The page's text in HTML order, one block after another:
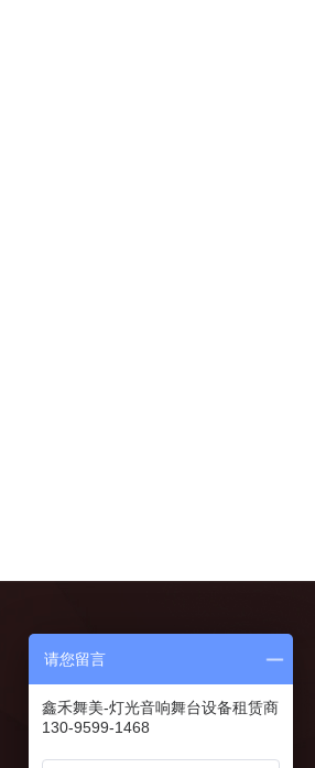
请您留言
鑫禾舞美-灯光音响舞台设备租赁商
130-9599-1468